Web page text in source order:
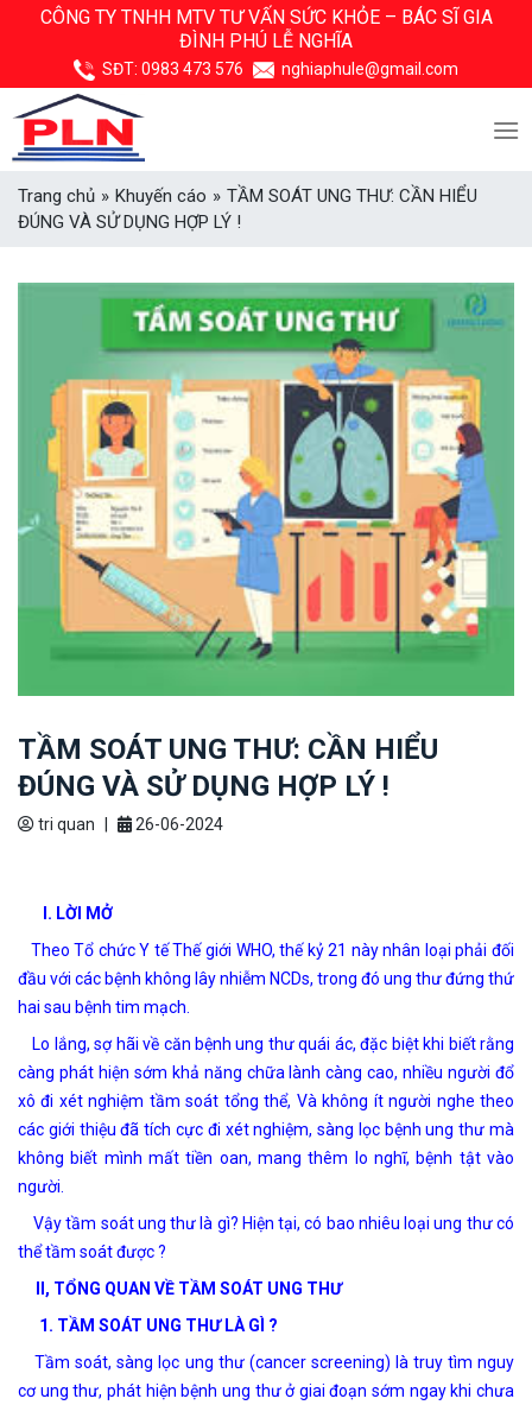
CÔNG TY TNHH MTV TƯ VẤN SỨC KHỎE – BÁC SĨ GIA
ĐÌNH PHÚ LỄ NGHĨA
SĐT: 0983 473 576 nghiaphule@gmail.com
Trang chủ » Khuyến cáo » TẦM SOÁT UNG THƯ: CẦN HIỂU
ĐÚNG VÀ SỬ DỤNG HỢP LÝ !
TẦM SOÁT UNG THƯ: CẦN HIỂU
ĐÚNG VÀ SỬ DỤNG HỢP LÝ !
tri quan 26-06-2024
I. LỜI MỞ
Theo Tổ chức Y tế Thế giới WHO, thế kỷ 21 này nhân loại phải đối
đầu với các bệnh không lây nhiễm NCDs, trong đó ung thư đứng thứ
hai sau bệnh tim mạch.
Lo lắng, sợ hãi về căn bệnh ung thư quái ác, đặc biệt khi biết rằng
càng phát hiện sớm khả năng chữa lành càng cao, nhiều người đổ
xô đi xét nghiệm tầm soát tổng thể, Và không ít người nghe theo
các giới thiệu đã tích cực đi xét nghiệm, sàng lọc bệnh ung thư mà
không biết mình mất tiền oan, mang thêm lo nghĩ, bệnh tật vào
người.
Vậy tầm soát ung thư là gì? Hiện tại, có bao nhiêu loại ung thư có
thể tầm soát được ?
II, TỔNG QUAN VỀ TẦM SOÁT UNG THƯ
1. TẦM SOÁT UNG THƯ LÀ GÌ ?
Tầm soát, sàng lọc ung thư (cancer screening) là truy tìm nguy
cơ ung thư, phát hiện bệnh ung thư ở giai đoạn sớm ngay khi chưa